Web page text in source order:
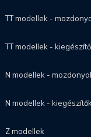
TT modellek -
TT modellek -
N modellek -
N modellek - kiegészítők
Z modellek